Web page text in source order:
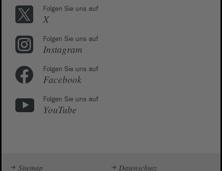
Folgen Sie uns auf
X
Folgen Sie uns auf
Instagram
Folgen Sie uns auf
Facebook
Folgen Sie uns auf
YouTube
Sitemap Datenschutz